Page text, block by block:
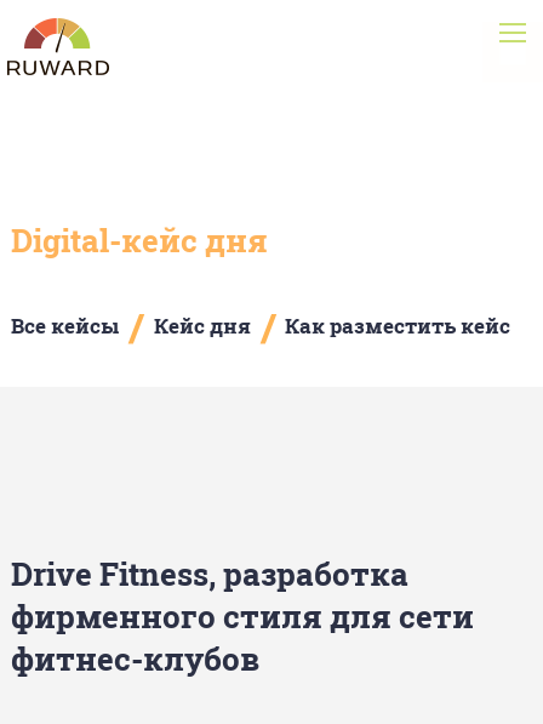
Digital-кейс дня
Все кейсы / Кейс дня / Как разместить кейс
Drive Fitness, разработка
фирменного стиля для сети
фитнес-клубов